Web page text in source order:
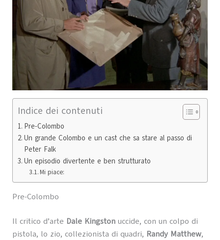
Indice dei contenuti
Pre-Colombo
Un grande Colombo e un cast che sa stare al passo di
Peter Falk
Un episodio divertente e ben strutturato
Mi piace:
Pre-Colombo
Il critico d’arte Dale Kingstonuccide, con un colpo di
pistola, lo zio, collezionista di quadri, Randy Matthew,